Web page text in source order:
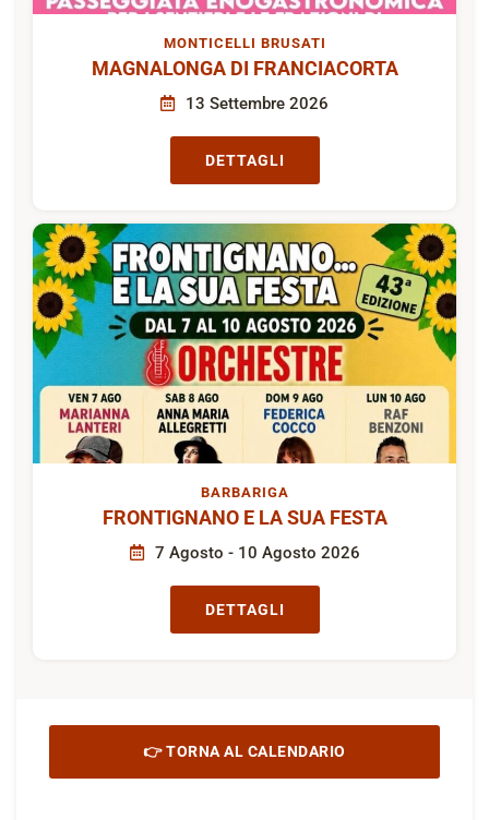
MONTICELLI BRUSATI
MAGNALONGA DI FRANCIACORTA
13 Settembre 2026
DETTAGLI
BARBARIGA
FRONTIGNANO E LA SUA FESTA
7 Agosto - 10 Agosto 2026
DETTAGLI
👉 TORNA AL CALENDARIO